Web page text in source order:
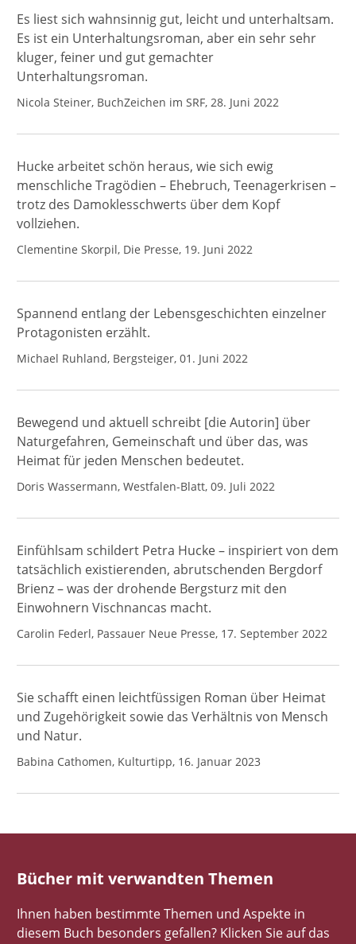
Es liest sich wahnsinnig gut, leicht und unterhaltsam.
Es ist ein Unterhaltungsroman, aber ein sehr sehr
kluger, feiner und gut gemachter
Unterhaltungsroman.
Nicola Steiner, BuchZeichen im SRF, 28. Juni 2022
Hucke arbeitet schön heraus, wie sich ewig
menschliche Tragödien – Ehebruch, Teenagerkrisen –
trotz des Damoklesschwerts über dem Kopf
vollziehen.
Clementine Skorpil, Die Presse, 19. Juni 2022
Spannend entlang der Lebensgeschichten einzelner
Protagonisten erzählt.
Michael Ruhland, Bergsteiger, 01. Juni 2022
Bewegend und aktuell schreibt [die Autorin] über
Naturgefahren, Gemeinschaft und über das, was
Heimat für jeden Menschen bedeutet.
Doris Wassermann, Westfalen-Blatt, 09. Juli 2022
Einfühlsam schildert Petra Hucke – inspiriert von dem
tatsächlich existierenden, abrutschenden Bergdorf
Brienz – was der drohende Bergsturz mit den
Einwohnern Vischnancas macht.
Carolin Federl, Passauer Neue Presse, 17. September 2022
Sie schafft einen leichtfüssigen Roman über Heimat
und Zugehörigkeit sowie das Verhältnis von Mensch
und Natur.
Babina Cathomen, Kulturtipp, 16. Januar 2023
Bücher mit verwandten Themen
Ihnen haben bestimmte Themen und Aspekte in
diesem Buch besonders gefallen? Klicken Sie auf das